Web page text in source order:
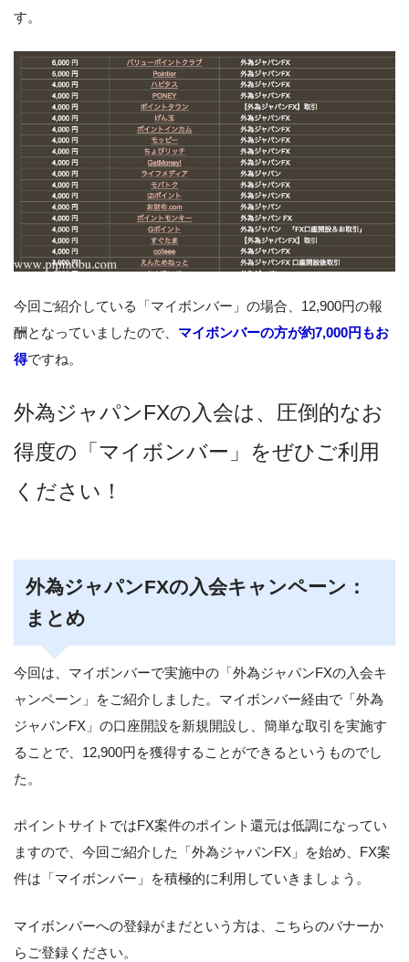
す。
今回ご紹介している「マイボンバー」の場合、12,900円の報
酬となっていましたので、 マイボンバーの方が約7,000円もお
得ですね。
外為ジャパンFXの入会は、圧倒的なお
得度の「マイボンバー」をぜひご利用
ください！
外為ジャパンFXの入会キャンペーン：
まとめ
今回は、マイボンバーで実施中の「外為ジャパンFXの入会キ
ャンペーン」をご紹介しました。マイボンバー経由で「外為
ジャパンFX」の口座開設を新規開設し、簡単な取引を実施す
ることで、12,900円を獲得することができるというものでし
た。
ポイントサイトではFX案件のポイント還元は低調になってい
ますので、今回ご紹介した「外為ジャパンFX」を始め、FX案
件は「マイボンバー」を積極的に利用していきましょう。
マイボンバーへの登録がまだという方は、こちらのバナーか
らご登録ください。